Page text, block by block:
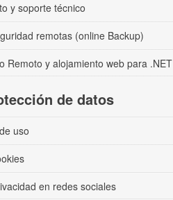
y soporte técnico
remotas (online Backup)
Remoto y alojamiento web para .NET
de datos
uso
en redes sociales